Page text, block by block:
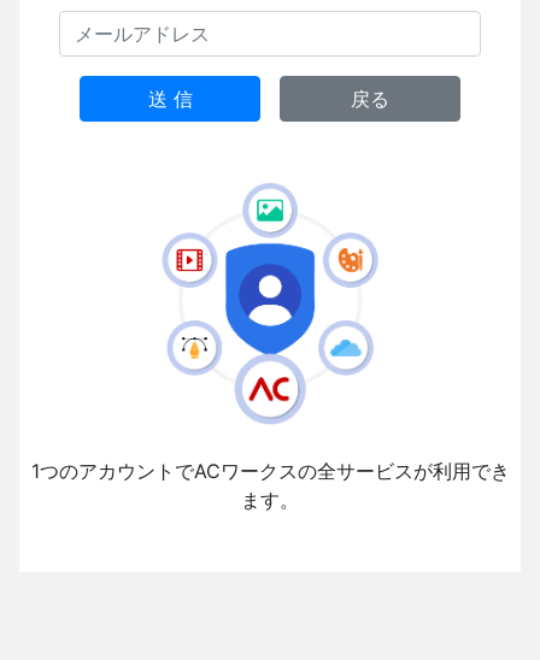
送 信 戻る
1つのアカウントでACワークスの全サービスが利用でき
ます。